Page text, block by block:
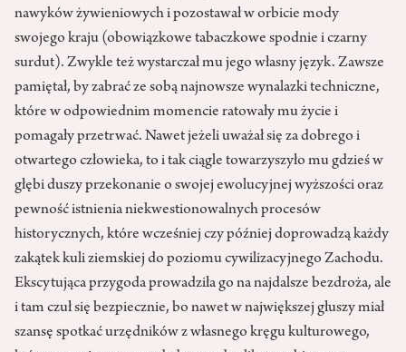
nawyków żywieniowych i pozostawał w orbicie mody
swojego kraju (obowiązkowe tabaczkowe spodnie i czarny
surdut). Zwykle też wystarczał mu jego własny język. Zawsze
pamiętał, by zabrać ze sobą najnowsze wynalazki techniczne,
które w odpowiednim momencie ratowały mu życie i
pomagały przetrwać. Nawet jeżeli uważał się za dobrego i
otwartego człowieka, to i tak ciągle towarzyszyło mu gdzieś w
głębi duszy przekonanie o swojej ewolucyjnej wyższości oraz
pewność istnienia niekwe­stionowalnych procesów
historycznych, które wcześniej czy później dopro­wadzą każdy
zakątek kuli ziemskiej do poziomu cywilizacyjnego Zachodu.
Ekscytująca przygoda prowadziła go na najdalsze bezdroża, ale
i tam czuł się bezpiecznie, bo nawet w naj­większej głuszy miał
szansę spotkać urzędników z własnego kręgu kultu­rowego,